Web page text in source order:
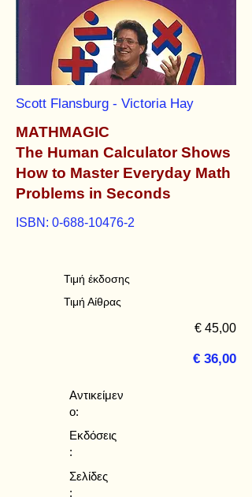
Scott Flansburg - Victoria Hay
MATHMAGIC
The Human Calculator Shows
How to Master Everyday Math
Problems in Seconds
ISBN: 0-688-10476-2
Τιμή έκδοσης
Τιμή Αίθρας
€ 45,00
€ 36,00
Αντικείμεν
ο:
Εκδόσεις
:
Σελίδες
: